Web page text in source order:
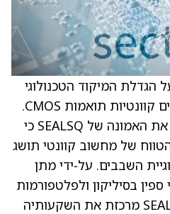
הגדלת המיקוד הטכנולוגי
שלה בארכיטקטורות שבבים קוונטיות תואמות CMOS.
מיקוד אסטרטגי זה משקף את האמונה של SEALSQ כי
של מחשוב קוונטי תושג
השבבים. על‑ידי מתן
בסיליקון ולפלטפורמות
אלקטרונים על הליום, SEALSQ מרכזת את השקעותיה